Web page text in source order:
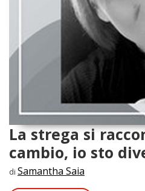
La strega si
cambio, io sto
di Samantha Saia